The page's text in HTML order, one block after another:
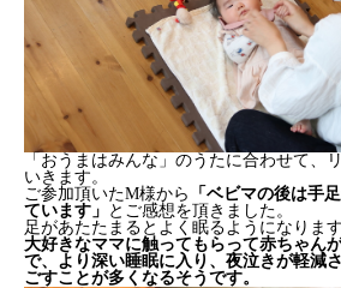
「おうまはみんな」のうたに合わせて、
いきます。
ご参加頂いたM様から
「ベビマの後は手
ています」 とご感想を頂きました。
足があたたまるとよく眠るようになります
大好きなママに触ってもらって赤ちゃん
で、より深い睡眠に入り、夜泣きが軽減
ごすことが多くなるそうです。